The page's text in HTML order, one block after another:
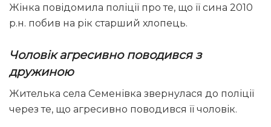
Жінка повідомила поліції про те, що її сина 2010
р.н. побив на рік старший хлопець.
Чоловік агресивно поводився з
дружиною
Жителька села Семенівка звернулася до поліції
через те, що агресивно поводився її чоловік.